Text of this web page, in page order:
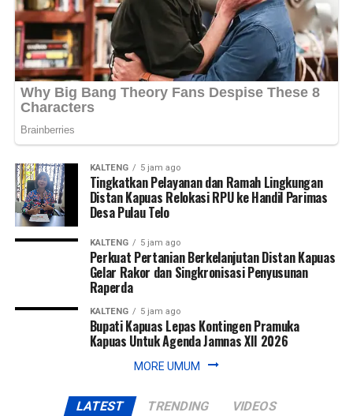
Tengah,” ujarnya. (Ujg/SB)
Views: 29
Bagikan ke
KALTENG 5 jam ago
Tingkatkan Pelayanan dan Ramah Lingkungan
Distan Kapuas Relokasi RPU ke Handil Parimas
Desa Pulau Telo
KALTENG 5 jam ago
Perkuat Pertanian Berkelanjutan Distan Kapuas
Gelar Rakor dan Singkronisasi Penyusunan
Raperda
KALTENG 5 jam ago
Bupati Kapuas Lepas Kontingen Pramuka
Kapuas Untuk Agenda Jamnas XII 2026
MORE UMUM
LATEST TRENDING VIDEOS